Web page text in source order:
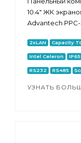
10.4" ЖК
Advantech PPC-
2xLAN Capacity
Intel Celeron IP65
RS232 RS485
УЗНАТЬ